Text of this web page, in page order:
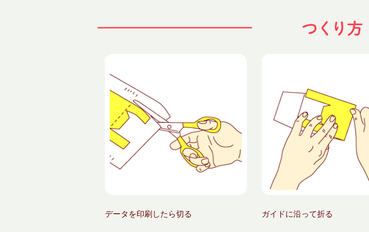
データを印刷したら切る ガイドに沿って折る